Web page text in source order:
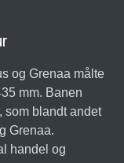
og Grenaa målte
mm. Banen
som blandt andet
Grenaa.
handel og